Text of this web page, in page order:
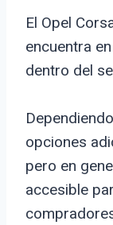
El Opel
encuentra
dentro del
opciones
pero en
accesible